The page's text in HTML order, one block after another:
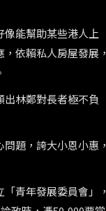
能幫助某些港人上
依賴私人房屋發展，
林鄭對長者極不負
題，誇大小恩小惠，
青年發展委員會」，